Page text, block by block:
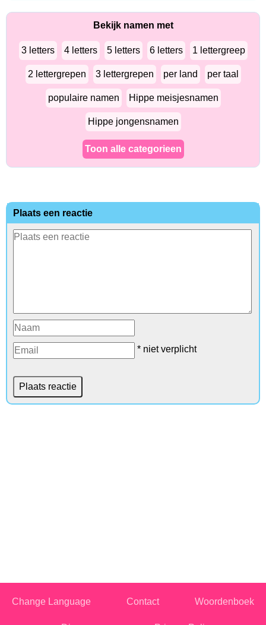
Bekijk namen met
3 letters 4 letters 5 letters 6 letters 1 lettergreep
2 lettergrepen 3 lettergrepen per land per taal
populaire namen Hippe meisjesnamen
Hippe jongensnamen
Toon alle categorieen
Plaats een reactie
* niet verplicht
Change Language Contact Woordenboek